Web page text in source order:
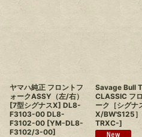
ヤマハ純正 フロントフ
ォークASSY（左/右）
[7型シグナスX] DL8-
F3103-00 DL8-
F3102-00 [YM-DL8-
F3102/3-00]
Savage Bull
CLASSIC フ
ーク［シグナ
X/BW'S125］
TRXC-]